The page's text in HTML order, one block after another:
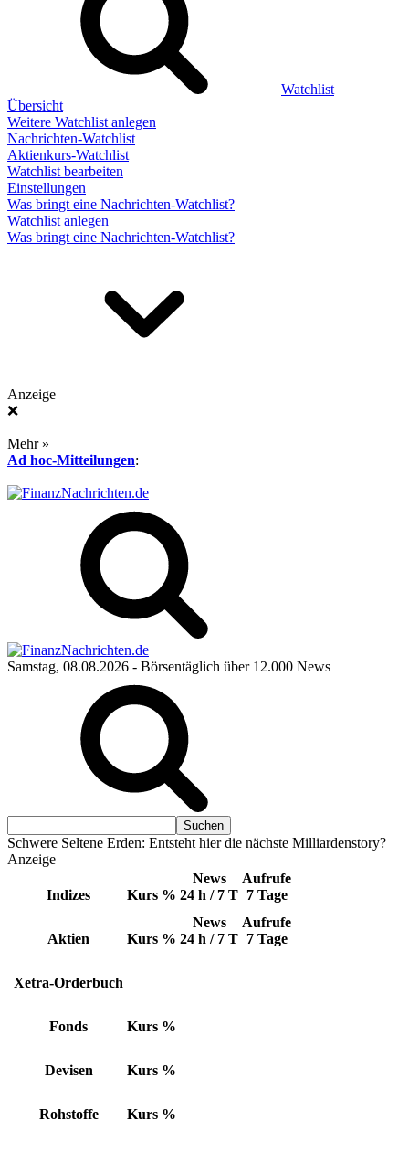
Watchlist
Übersicht
Weitere Watchlist anlegen
Nachrichten-Watchlist
Aktienkurs-Watchlist
Watchlist bearbeiten
Einstellungen
Was bringt eine Nachrichten-Watchlist?
Watchlist anlegen
Was bringt eine Nachrichten-Watchlist?
Anzeige
❌
Mehr »
Ad hoc-Mitteilungen:
Samstag, 08.08.2026 - Börsentäglich über 12.000 News
Schwere Seltene Erden: Entsteht hier die nächste Milliardenstory?
Anzeige
Indizes Kurs %
News
24 h / 7 T
Aufrufe
7 Tage
Aktien Kurs %
News
24 h / 7 T
Aufrufe
7 Tage
Xetra-Orderbuch
Fonds Kurs %
Devisen Kurs %
Rohstoffe Kurs %